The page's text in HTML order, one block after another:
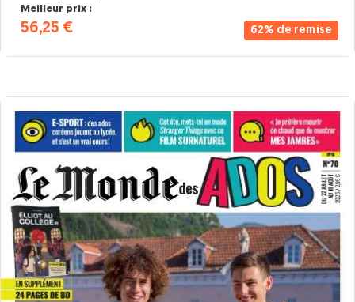
62% de remise
Meilleur prix :
56,25 €